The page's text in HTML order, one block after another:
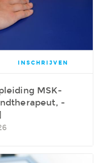
INSCHRIJVEN
MSK-
-